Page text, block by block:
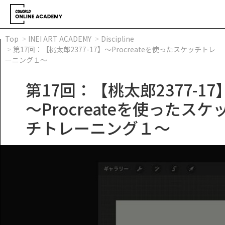
Top INEI ART ACADEMY
Discipline
第17回：【桃太郎2377-17】～Procreateを使ったスケッチトレ
ーニング１～
第17回：【桃太郎2377-17
～Procreateを使ったスケ
チトレーニング１～